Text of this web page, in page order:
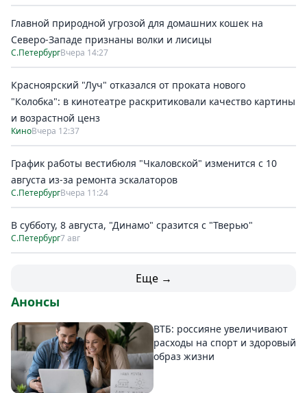
Главной природной угрозой для домашних кошек на
Северо-Западе признаны волки и лисицы
С.ПетербургВчера 14:27
Красноярский "Луч" отказался от проката нового
"Колобка": в кинотеатре раскритиковали качество картины
и возрастной ценз
КиноВчера 12:37
График работы вестибюля "Чкаловской" изменится с 10
августа из-за ремонта эскалаторов
С.ПетербургВчера 11:24
В субботу, 8 августа, "Динамо" сразится с "Тверью"
С.Петербург7 авг
Еще →
Анонсы
ВТБ: россияне увеличивают
расходы на спорт и здоровый
образ жизни